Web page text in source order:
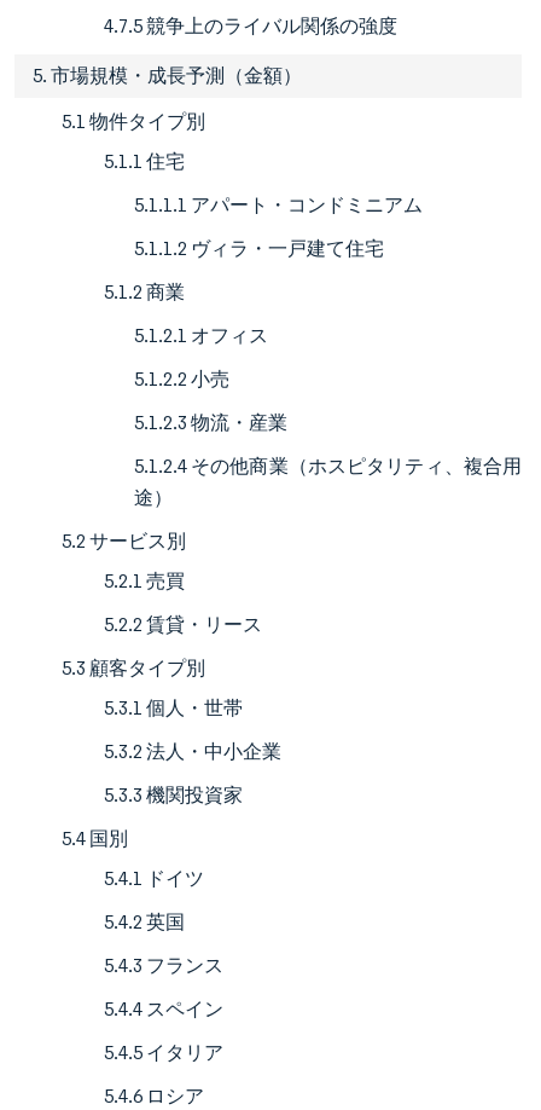
4.7.5 競争上のライバル関係の強度
5. 市場規模・成長予測（金額）
5.1 物件タイプ別
5.1.1 住宅
5.1.1.1 アパート・コンドミニアム
5.1.1.2 ヴィラ・一戸建て住宅
5.1.2 商業
5.1.2.1 オフィス
5.1.2.2 小売
5.1.2.3 物流・産業
5.1.2.4 その他商業（ホスピタリティ、複合用
途）
5.2 サービス別
5.2.1 売買
5.2.2 賃貸・リース
5.3 顧客タイプ別
5.3.1 個人・世帯
5.3.2 法人・中小企業
5.3.3 機関投資家
5.4 国別
5.4.1 ドイツ
5.4.2 英国
5.4.3 フランス
5.4.4 スペイン
5.4.5 イタリア
5.4.6 ロシア